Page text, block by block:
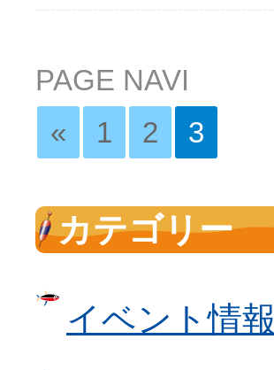
PAGE NAVI
«
1 2 3
カテゴリー
イベント情報